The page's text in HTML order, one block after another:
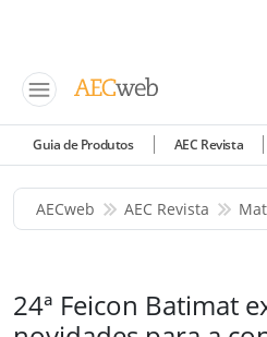
Guia de Produtos AEC Revista
AECweb AEC Revista
24ª Feicon Batimat